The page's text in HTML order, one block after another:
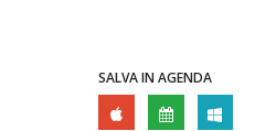
SALVA IN AGENDA